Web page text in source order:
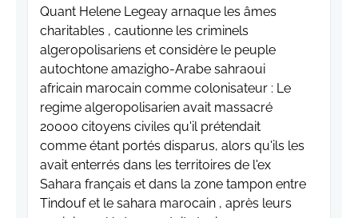
Quant Helene Legeay arnaque les âmes
charitables , cautionne les criminels
algeropolisariens et considère le peuple
autochtone amazigho-Arabe sahraoui
africain marocain comme colonisateur : Le
regime algeropolisarien avait massacré
20000 citoyens civiles qu'il prétendait
comme étant portés disparus, alors qu'ils les
avait enterrés dans les territoires de l'ex
Sahara français et dans la zone tampon entre
Tindouf et le sahara marocain , après leurs